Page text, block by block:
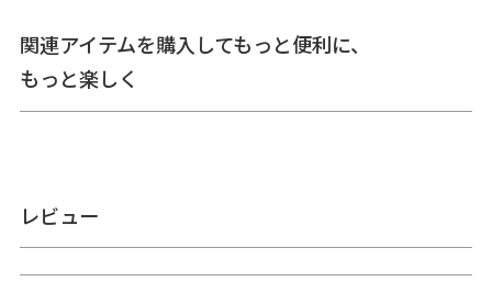
ビスタ（INVISTA）社の登録商標です。
生地自体に撥水効果がありますが、水に濡れた際は必ず拭き
関連アイテムを購入してもっと便利に、
もっと楽しく
レビュー